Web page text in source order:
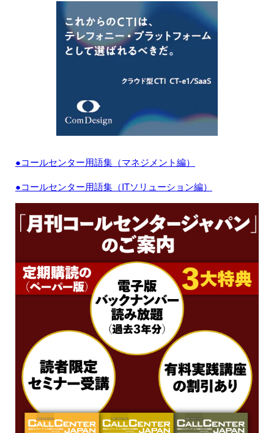
●コールセンター用語集（マネジメント編）
●コールセンター用語集（ITソリューション編）